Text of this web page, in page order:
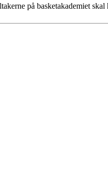
på basketakademiet skal